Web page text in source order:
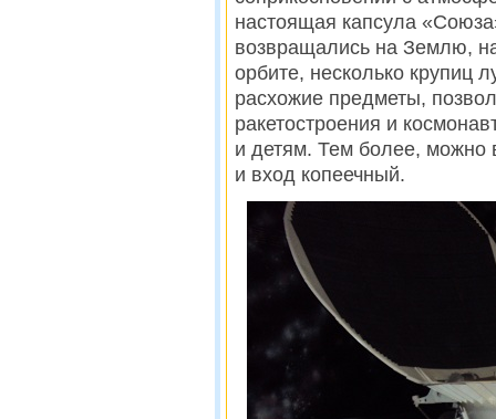
настоящая капсула
возвращались на Землю,
орбите, несколько крупиц
расхожие предметы,
ракетостроения и
и детям. Тем более, можно
и вход копеечный.